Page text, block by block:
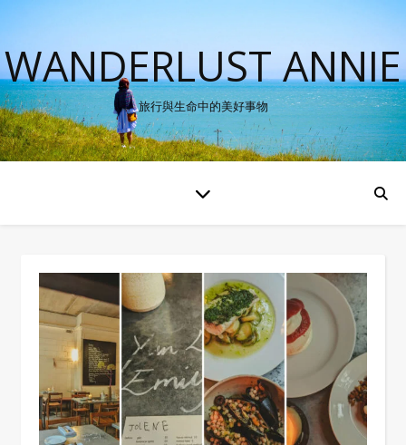
WANDERLUST ANNIE
旅行與生命中的美好事物